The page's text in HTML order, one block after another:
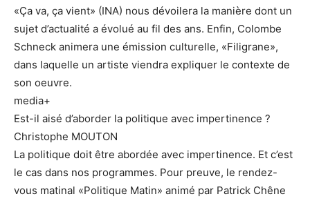
«Ça va, ça vient» (INA) nous dévoilera la manière dont un
sujet d’actualité a évolué au fil des ans. Enfin, Colombe
Schneck animera une émission culturelle, «Filigrane»,
dans laquelle un artiste viendra expliquer le contexte de
son oeuvre.
media+
Est-il aisé d’aborder la politique avec impertinence ?
Christophe MOUTON
La politique doit être abordée avec impertinence. Et c’est
le cas dans nos programmes. Pour preuve, le rendez-
vous matinal «Politique Matin» animé par Patrick Chêne